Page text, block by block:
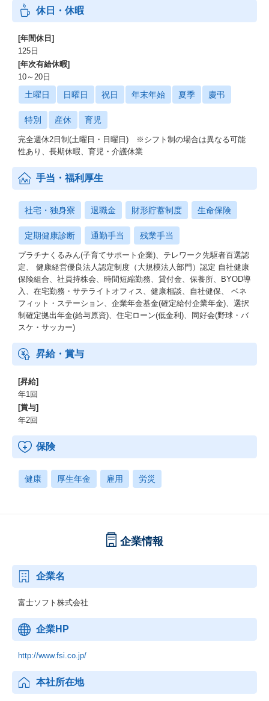
休日・休暇
[年間休日]
125日
[年次有給休暇]
10～20日
土曜日 日曜日 祝日 年末年始 夏季 慶弔
特別 産休 育児
完全週休2日制(土曜日・日曜日) ※シフト制の場合は異なる可能
性あり、長期休暇、育児・介護休業
手当・福利厚生
社宅・独身寮 退職金 財形貯蓄制度 生命保険
定期健康診断 通勤手当 残業手当
プラチナくるみん(子育てサポート企業)、テレワーク先駆者百選認
定、 健康経営優良法人認定制度（大規模法人部門）認定 自社健康
保険組合、社員持株会、時間短縮勤務、貸付金、保養所、BYOD導
入、在宅勤務・サテライトオフィス、健康相談、自社健保、 ベネ
フィット・ステーション、企業年金基金(確定給付企業年金)、選択
制確定拠出年金(給与原資)、住宅ローン(低金利)、同好会(野球・バ
スケ・サッカー)
昇給・賞与
[昇給]
年1回
[賞与]
年2回
保険
健康 厚生年金 雇用 労災
企業情報
企業名
富士ソフト株式会社
企業HP
http://www.fsi.co.jp/
本社所在地